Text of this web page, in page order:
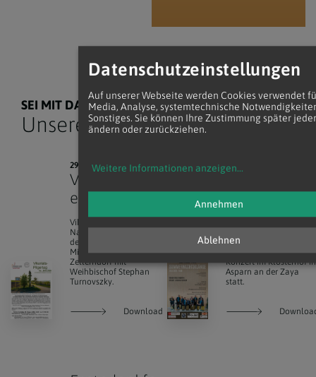
SEI MIT DABEI!
Unsere nächsten Termine
29. AUGUST 2026
Vikariatspilg
ertag
Vikariatspilgertag im
Nachspüren von Werken
der Barmherzigkeit von
Mitterretzbach nach
Zellerndorf mit
Weihbischof Stephan
Turnovszky.
Download
30. AUGUST 2026
htsklänge
findet am 30. August um
16:00 Uhr erneut ein
Konzert im Klosterhof in
Asparn an der Zaya
statt.
Datenschutzeinstellungen
Auf unserer Webseite werden Cookies verwendet
Media, Analyse, systemtechnische
Sonstiges. Sie können Ihre Zustimmung später
ändern oder zurückziehen.
Weitere Informationen anzeigen...
Ablehnen
Annehmen